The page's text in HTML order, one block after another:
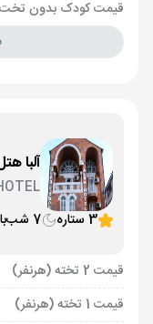
قیمت کودک بدون تخت
آلبا
3 ستاره
7 شب
قیمت 2 تخته (هرنفر)
قیمت 1 تخته (هرنفر)